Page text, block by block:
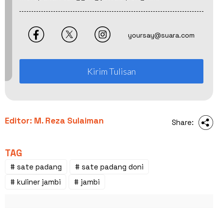
yoursay@suara.com
Kirim Tulisan
Editor: M. Reza Sulaiman Share:
TAG
# sate padang
# sate padang doni
# kuliner jambi
# jambi